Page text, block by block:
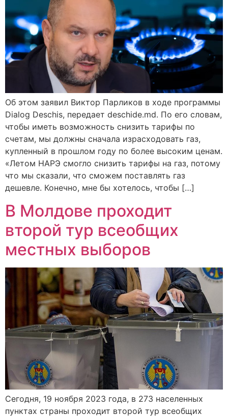
Об этом заявил Виктор Парликов в ходе программы
Dialog Deschis, передает deschide.md. По его словам,
чтобы иметь возможность снизить тарифы по
счетам, мы должны сначала израсходовать газ,
купленный в прошлом году по более высоким ценам.
«Летом НАРЭ смогло снизить тарифы на газ, потому
что мы сказали, что сможем поставлять газ
дешевле. Конечно, мне бы хотелось, чтобы […]
В Молдове проходит
второй тур всеобщих
местных выборов
Сегодня, 19 ноября 2023 года, в 273 населенных
пунктах страны проходит второй тур всеобщих